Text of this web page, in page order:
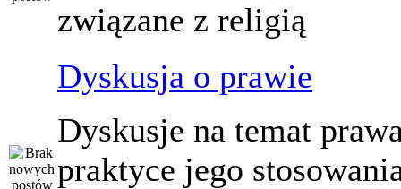
związane z religią
Dyskusja o prawie
Dyskusje na temat
praktyce jego